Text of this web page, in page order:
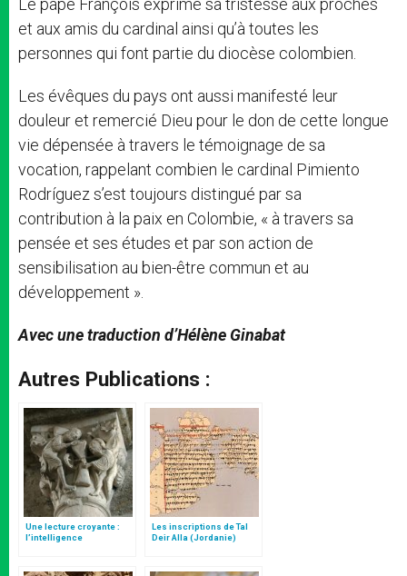
Le pape François exprime sa tristesse aux proches
et aux amis du cardinal ainsi qu’à toutes les
personnes qui font partie du diocèse colombien.
Les évêques du pays ont aussi manifesté leur
douleur et remercié Dieu pour le don de cette longue
vie dépensée à travers le témoignage de sa
vocation, rappelant combien le cardinal Pimiento
Rodríguez s’est toujours distingué par sa
contribution à la paix en Colombie, « à travers sa
pensée et ses études et par son action de
sensibilisation au bien-être commun et au
développement ».
Avec une traduction d’Hélène Ginabat
Autres Publications :
Une lecture croyante :
l’intelligence
Les inscriptions de Tal
Deir Alla (Jordanie)